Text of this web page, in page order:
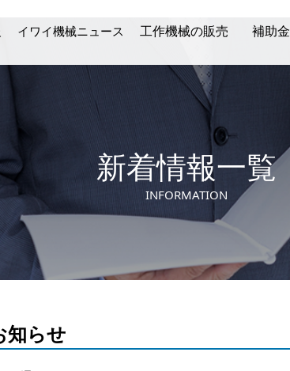
イワイ機械ニュース
イワイ機械ニュース
工作機械の販売
取扱メーカー
動画ギャラリー
在庫機情報
補助金
新着情報一覧
INFORMATION
知らせ